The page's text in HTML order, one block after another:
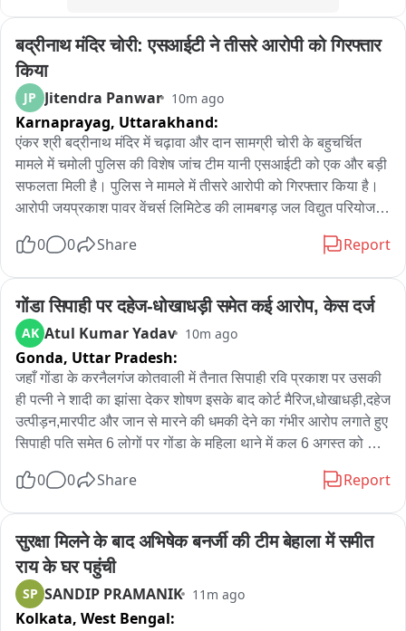
बद्रीनाथ मंदिर चोरी: एसआईटी ने तीसरे आरोपी को गिरफ्तार
किया
JP Jitendra Panwar 10m ago
Karnaprayag, Uttarakhand:
एंकर श्री बद्रीनाथ मंदिर में चढ़ावा और दान सामग्री चोरी के बहुचर्चित
मामले में चमोली पुलिस की विशेष जांच टीम यानी एसआईटी को एक और बड़ी
सफलता मिली है। पुलिस ने मामले में तीसरे आरोपी को गिरफ्तार किया है।
आरोपी जयप्रकाश पावर वेंचर्स लिमिटेड की लामबगड़ जल विद्युत परियोजना
समय-समय पर मंदिर भेजा जाता था। पुलिस ने आरोपी के कब्जे से चोरी की
0 0 Share Report
गोंडा सिपाही पर दहेज-धोखाधड़ी समेत कई आरोप, केस दर्ज
AK Atul Kumar Yadav 10m ago
Gonda, Uttar Pradesh:
जहाँ गोंडा के करनैलगंज कोतवाली में तैनात सिपाही रवि प्रकाश पर उसकी
ही पत्नी ने शादी का झांसा देकर शोषण इसके बाद कोर्ट मैरिज,धोखाधड़ी,दहेज
उत्पीड़न,मारपीट और जान से मारने की धमकी देने का गंभीर आरोप लगाते हुए
सिपाही पति समेत 6 लोगों पर गोंडा के महिला थाने में कल 6 अगस्त को
जांच शुरू कर दी है इस पूरे प्रकरण की जांच उप-निरीक्षक तशरीफ अहमद
पुलिस प्रशासन में भी हड़कंप मचा हुआ है। सीतापुर जिले के हरगांव थाना
क्षेत्र की रहने वाली पीड़िता के अनुसार वर्ष 2020 में उसकी मुलाकात
लखीमपुर खीरी के मोहम्मदबाद निवासी रविप्रकाश से हुई थी। आरोप है कि
रविप्रकाश ने शादी का झांसा देकर पीड़िता के साथ शारीरिक संबंध बनाए।
बाद में जब पीड़िता ने शादी का दबाव बनाया,तो कानूनी कार्रवाई के डर से 30
0 0 Share Report
सुरक्षा मिलने के बाद अभिषेक बनर्जी की टीम बेहाला में समीत
राय के घर पहुंची
SP SANDIP PRAMANIK 11m ago
Kolkata, West Bengal: